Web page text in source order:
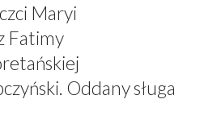
Maryi
Fatimy
Oddany sługa